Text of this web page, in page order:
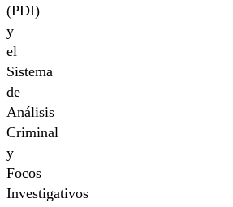
(PDI)
y
el
Sistema
de
Análisis
Criminal
y
Focos
Investigativos